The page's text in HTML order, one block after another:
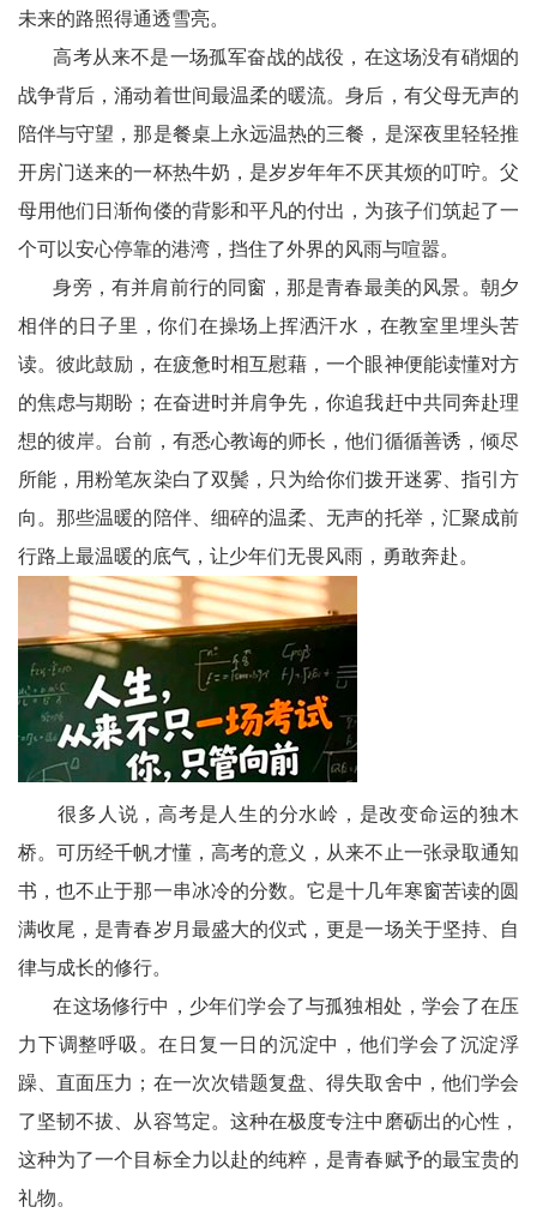
龄
息
中
关
工
委
文
学
及
论
墨
笺
香
文
主
未来的路照得通透雪亮。
高考从来不是一场孤军奋战的战役，在这场没有硝烟的
战争背后，涌动着世间最温柔的暖流。身后，有父母无声的
陪伴与守望，那是餐桌上永远温热的三餐，是深夜里轻轻推
开房门送来的一杯热牛奶，是岁岁年年不厌其烦的叮咛。父
母用他们日渐佝偻的背影和平凡的付出，为孩子们筑起了一
个可以安心停靠的港湾，挡住了外界的风雨与喧嚣。
身旁，有并肩前行的同窗，那是青春最美的风景。朝夕
相伴的日子里，你们在操场上挥洒汗水，在教室里埋头苦
读。彼此鼓励，在疲惫时相互慰藉，一个眼神便能读懂对方
的焦虑与期盼；在奋进时并肩争先，你追我赶中共同奔赴理
想的彼岸。台前，有悉心教诲的师长，他们循循善诱，倾尽
所能，用粉笔灰染白了双鬓，只为给你们拨开迷雾、指引方
向。那些温暖的陪伴、细碎的温柔、无声的托举，汇聚成前
行路上最温暖的底气，让少年们无畏风雨，勇敢奔赴。
很多人说，高考是人生的分水岭，是改变命运的独木
桥。可历经千帆才懂，高考的意义，从来不止一张录取通知
书，也不止于那一串冰冷的分数。它是十几年寒窗苦读的圆
满收尾，是青春岁月最盛大的仪式，更是一场关于坚持、自
律与成长的修行。
在这场修行中，少年们学会了与孤独相处，学会了在压
力下调整呼吸。在日复一日的沉淀中，他们学会了沉淀浮
躁、直面压力；在一次次错题复盘、得失取舍中，他们学会
了坚韧不拔、从容笃定。这种在极度专注中磨砺出的心性，
这种为了一个目标全力以赴的纯粹，是青春赋予的最宝贵的
礼物。